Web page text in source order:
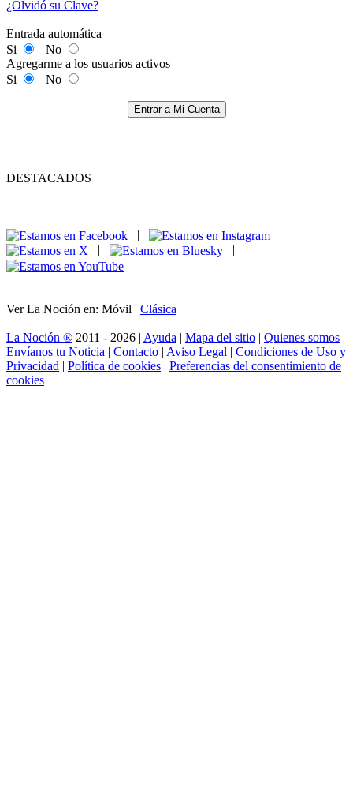
¿Olvidó su Clave?
Entrada automática
Si
No
Agregarme a los usuarios activos
Si
No
Entrar a Mi Cuenta
DESTACADOS
|
|
|
|
Ver La Noción en: Móvil | Clásica
La Noción ® 2011 - 2026 | Ayuda | Mapa del sitio | Quienes somos |
Envíanos tu Noticia | Contacto | Aviso Legal | Condiciones de Uso y
Privacidad | Política de cookies | Preferencias del consentimiento de
cookies